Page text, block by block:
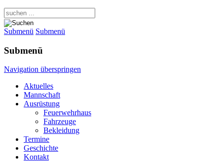
Submenü Submenü
Submenü
Navigation überspringen
Aktuelles
Mannschaft
Ausrüstung
Feuerwehrhaus
Fahrzeuge
Bekleidung
Termine
Geschichte
Kontakt